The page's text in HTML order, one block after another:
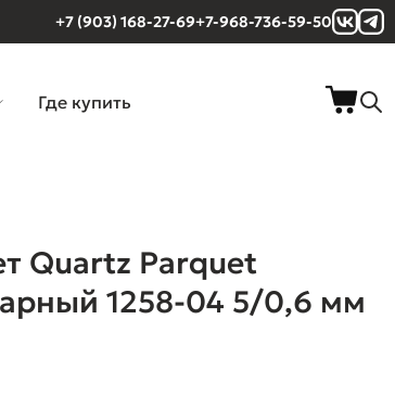
+7 (903) 168-27-69+7-968-736-59-50
Где купить
Quartz Parquet
1258-04 5/0,6 мм